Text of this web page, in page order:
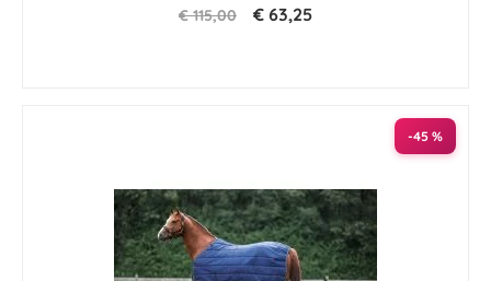
€ 115,00 € 63,25
-45 %